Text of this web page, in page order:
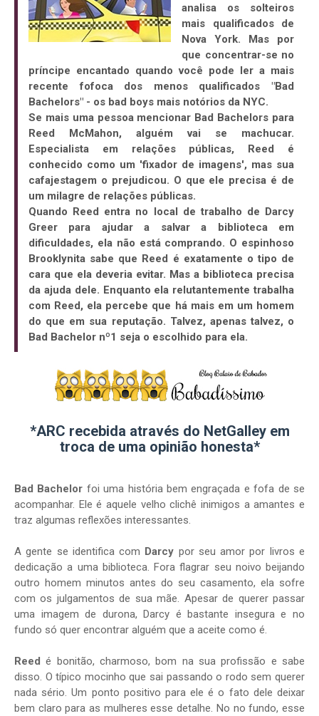
analisa os solteiros
mais qualificados de
Nova York. Mas por
que concentrar-se no
príncipe encantado quando você pode ler a mais
recente fofoca dos menos qualificados "Bad
Bachelors" - os bad boys mais notórios da NYC.
Se mais uma pessoa mencionar Bad Bachelors para
Reed McMahon, alguém vai se machucar.
Especialista em relações públicas, Reed é
conhecido como um 'fixador de imagens', mas sua
cafajestagem o prejudicou. O que ele precisa é de
um milagre de relações públicas.
Quando Reed entra no local de trabalho de Darcy
Greer para ajudar a salvar a biblioteca em
dificuldades, ela não está comprando. O espinhoso
Brooklynita sabe que Reed é exatamente o tipo de
cara que ela deveria evitar. Mas a biblioteca precisa
da ajuda dele. Enquanto ela relutantemente trabalha
com Reed, ela percebe que há mais em um homem
do que em sua reputação. Talvez, apenas talvez, o
Bad Bachelor nº1 seja o escolhido para ela.
*ARC recebida através do NetGalley em
troca de uma opinião honesta*
Bad Bachelor foi uma história bem engraçada e fofa de se
acompanhar. Ele é aquele velho clichê inimigos a amantes e
traz algumas reflexões interessantes.
A gente se identifica com Darcy por seu amor por livros e
dedicação a uma biblioteca. Fora flagrar seu noivo beijando
outro homem minutos antes do seu casamento, ela sofre
com os julgamentos de sua mãe. Apesar de querer passar
uma imagem de durona, Darcy é bastante insegura e no
fundo só quer encontrar alguém que a aceite como é.
Reed é bonitão, charmoso, bom na sua profissão e sabe
disso. O típico mocinho que sai passando o rodo sem querer
nada sério. Um ponto positivo para ele é o fato dele deixar
bem claro para as mulheres esse detalhe. No no fundo, esse